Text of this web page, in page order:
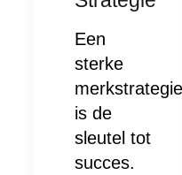
Een
sterke
merkstrategie
is de
sleutel tot
succes.